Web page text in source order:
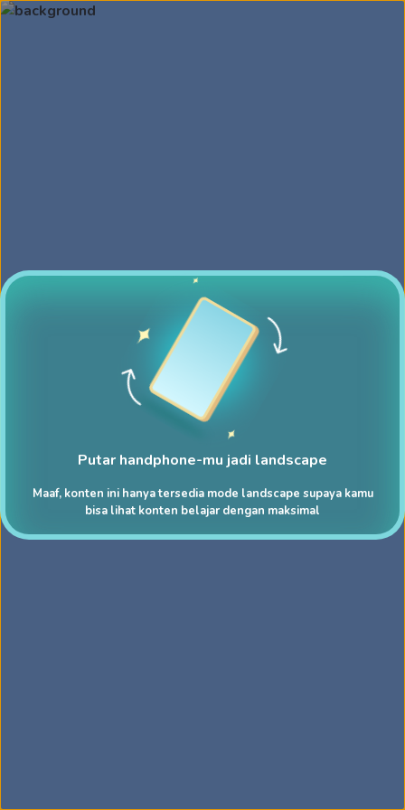
Putar handphone-mu jadi landscape
Maaf, konten ini hanya tersedia mode landscape supaya kamu
bisa lihat konten belajar dengan maksimal